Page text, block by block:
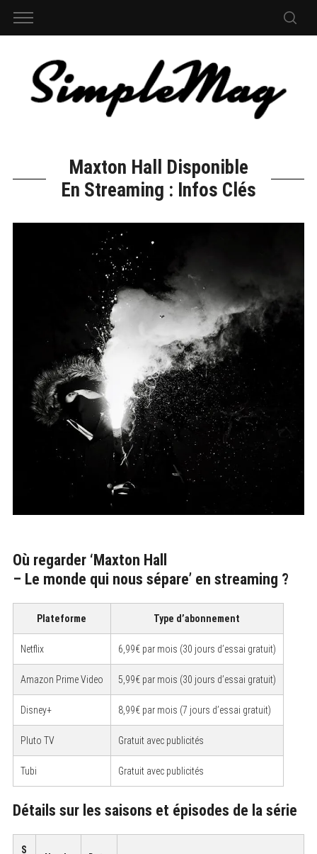
Maxton Hall Disponible
En Streaming : Infos Clés
Où regarder ‘Maxton Hall
– Le monde qui nous sépare’ en streaming ?
Plateforme Type d’abonnement
Netflix 6,99€ par mois (30 jours d’essai gratuit)
Amazon Prime Video 5,99€ par mois (30 jours d’essai gratuit)
Disney+ 8,99€ par mois (7 jours d’essai gratuit)
Pluto TV Gratuit avec publicités
Tubi Gratuit avec publicités
Détails sur les saisons et épisodes de la série
S